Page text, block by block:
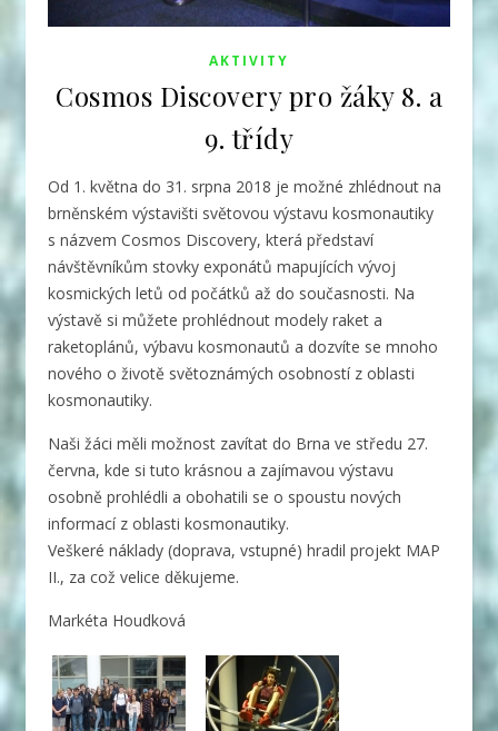
AKTIVITY
Cosmos Discovery pro žáky 8. a
9. třídy
Od 1. května do 31. srpna 2018 je možné zhlédnout na
brněnském výstavišti světovou výstavu kosmonautiky
s názvem Cosmos Discovery, která představí
návštěvníkům stovky exponátů mapujících vývoj
kosmických letů od počátků až do současnosti. Na
výstavě si můžete prohlédnout modely raket a
raketoplánů, výbavu kosmonautů a dozvíte se mnoho
nového o životě světoznámých osobností z oblasti
kosmonautiky.
Naši žáci měli možnost zavítat do Brna ve středu 27.
června, kde si tuto krásnou a zajímavou výstavu
osobně prohlédli a obohatili se o spoustu nových
informací z oblasti kosmonautiky.
Veškeré náklady (doprava, vstupné) hradil projekt MAP
II., za což velice děkujeme.
Markéta Houdková